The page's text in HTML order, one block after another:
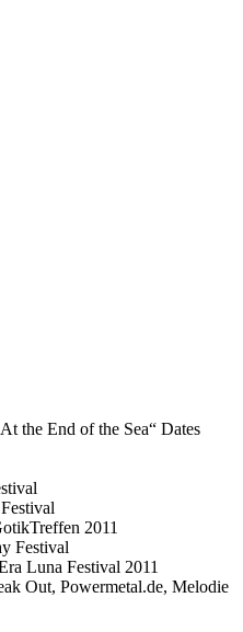
the End of the Sea“ Dates
2011
Festival
Luna Festival 2011
Out, Powermetal.de, Melodie